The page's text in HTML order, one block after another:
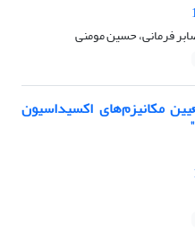
فرمانی، حسین مومنی
مکانیزم‌های اکسیداسیون